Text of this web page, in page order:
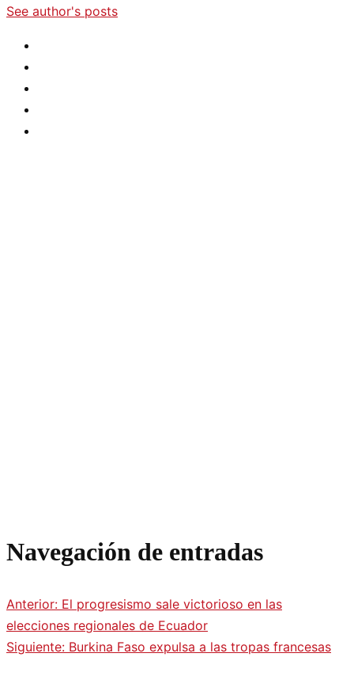
See author's posts
Navegación de entradas
Anterior: El progresismo sale victorioso en las
elecciones regionales de Ecuador
Siguiente: Burkina Faso expulsa a las tropas francesas